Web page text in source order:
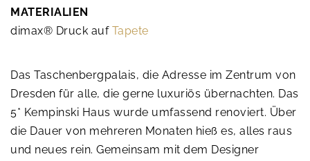
MATERIALIEN
dimax® Druck auf Tapete
Das Taschenbergpalais, die Adresse im Zentrum von
Dresden für alle, die gerne luxuriös übernachten. Das
5* Kempinski Haus wurde umfassend renoviert. Über
die Dauer von mehreren Monaten hieß es, alles raus
und neues rein. Gemeinsam mit dem Designer